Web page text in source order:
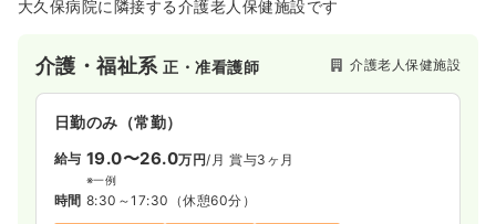
大久保病院に隣接する介護老人保健施設です
介護・福祉系正・准看護師 介護老人保健施設
日勤のみ（常勤）
給与 19.0〜26.0万円/月 賞与3ヶ月
※一例
時間 8:30～17:30 （休憩60分）